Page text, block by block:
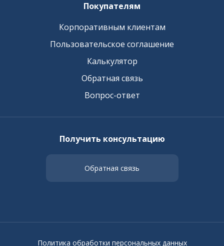
Покупателям
Корпоративным клиентам
Пользовательское соглашение
Калькулятор
Обратная связь
Вопрос-ответ
Получить консультацию
Обратная связь
Политика обработки персональных данных